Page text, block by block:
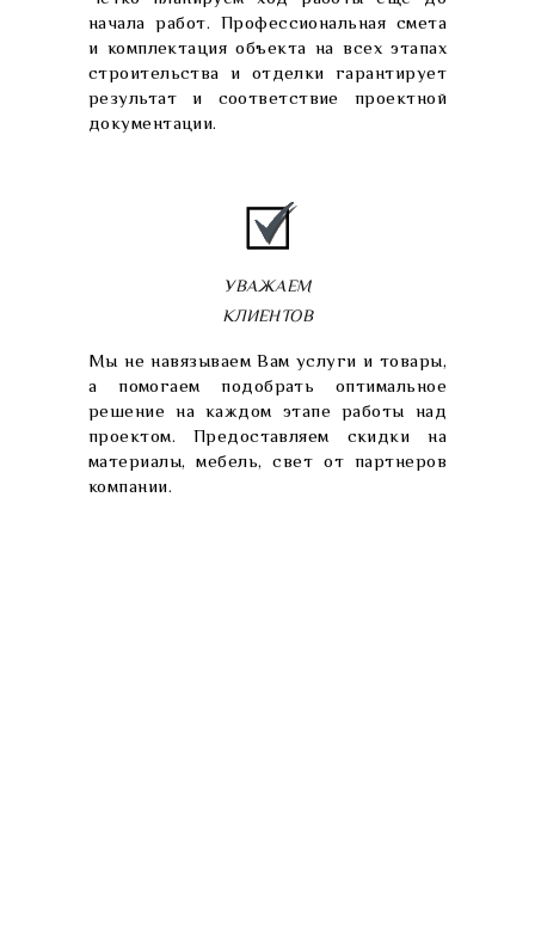
начала работ. Профессиональная смета
и комплектация объекта на всех этапах
строительства и отделки гарантирует
результат и соответствие проектной
документации.
УВАЖАЕМ
КЛИЕНТОВ
Мы не навязываем Вам услуги и товары,
а помогаем подобрать оптимальное
решение на каждом этапе работы над
проектом. Предоставляем скидки на
материалы, мебель, свет от партнеров
компании.